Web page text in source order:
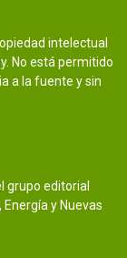
intelectual
No está permitido
a la fuente y sin
grupo editorial
y Nuevas